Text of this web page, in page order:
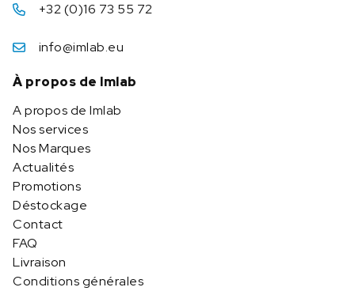
+32 (0)16 73 55 72
info@imlab.eu
À propos de Imlab
A propos de Imlab
Nos services
Nos Marques
Actualités
Promotions
Déstockage
Contact
FAQ
Livraison
Conditions générales